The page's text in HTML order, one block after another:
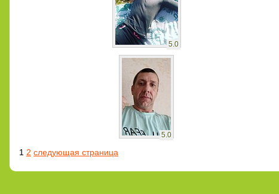
5.0
5.0
1 2 следующая страница